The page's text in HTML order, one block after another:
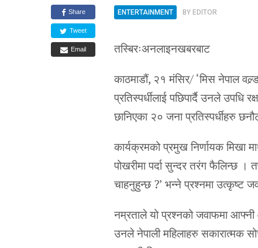
Share
Tweet
Email
ENTERTAINMENT BY EDITOR
तस्बिरःअनलाइनखबरबाट
काठमाडौं, २१ मंसिर/ ‘मिस नेपाल
प्रतिस्पर्धीलाई पछिपार्दै उनले
छानिएका २० जना प्रतिस्पर्धीहरु
कार्यक्रमको प्रमुख निर्णायक मिखा
पोखरीमा पर्दा सुन्दर तरंग फैलिन्छ ।
चाहनुहुन्छ ?’ भन्ने प्रश्नमा उत्कृष्ट
नम्रताले यो प्रश्नको जवाफमा
उनले नेपाली महिलाहरु सकारात्मक